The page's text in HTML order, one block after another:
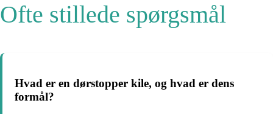
Ofte stillede spørgsmål
Hvad er en dørstopper kile, og hvad er dens
formål?